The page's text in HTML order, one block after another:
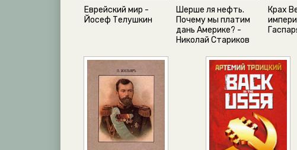
Еврейский мир -
Йосеф Телушкин
Шерше ля нефть.
Почему мы платим
дань Америке? -
Николай Стариков
Крах